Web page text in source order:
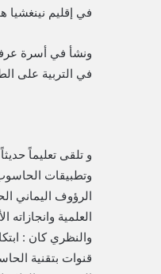
في إقليم نينغشيا
ونشأ في أسرة
في التربية على
و تلقى تعليماً
وتطبيقات
الرؤوف اليماني
العلمية